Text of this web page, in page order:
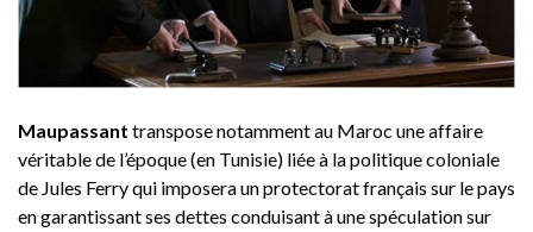
Maupassant transpose notamment au Maroc une affaire
véritable de l’époque (en Tunisie) liée à la politique coloniale
de Jules Ferry qui imposera un protectorat français sur le pays
en garantissant ses dettes conduisant à une spéculation sur